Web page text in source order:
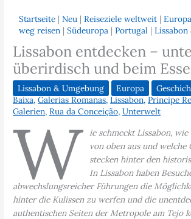
Startseite |Neu |Reiseziele weltweit |Europa
weg reisen |Südeuropa |Portugal |
Lissabon entdecken –
überirdisch und beim
Lissabon & Umgebung Europa
Baixa,Galerias Romanas,Lissabon,Principe
Galerien,Rua da Conceição,Unterwelt
W
ie schmeckt Lissabon,
von oben aus und welche
stecken hinter den
In Lissabon haben
abwechslungsreicher Führungen die
hinter die Kulissen zu werfen und die
authentischen Seiten der Metropole am Tejo